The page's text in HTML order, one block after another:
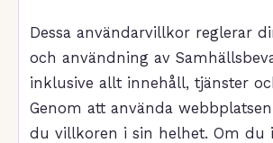
Dessa användarvillkor reglerar
och användning av
inklusive allt innehåll, tjänster
Genom att använda
du villkoren i sin helhet. Om du